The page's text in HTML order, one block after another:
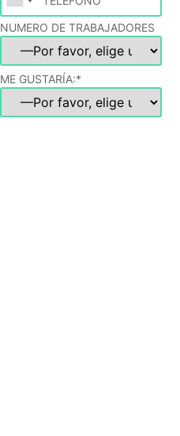
NUMERO DE TRABAJADORES
ME GUSTARÍA:*